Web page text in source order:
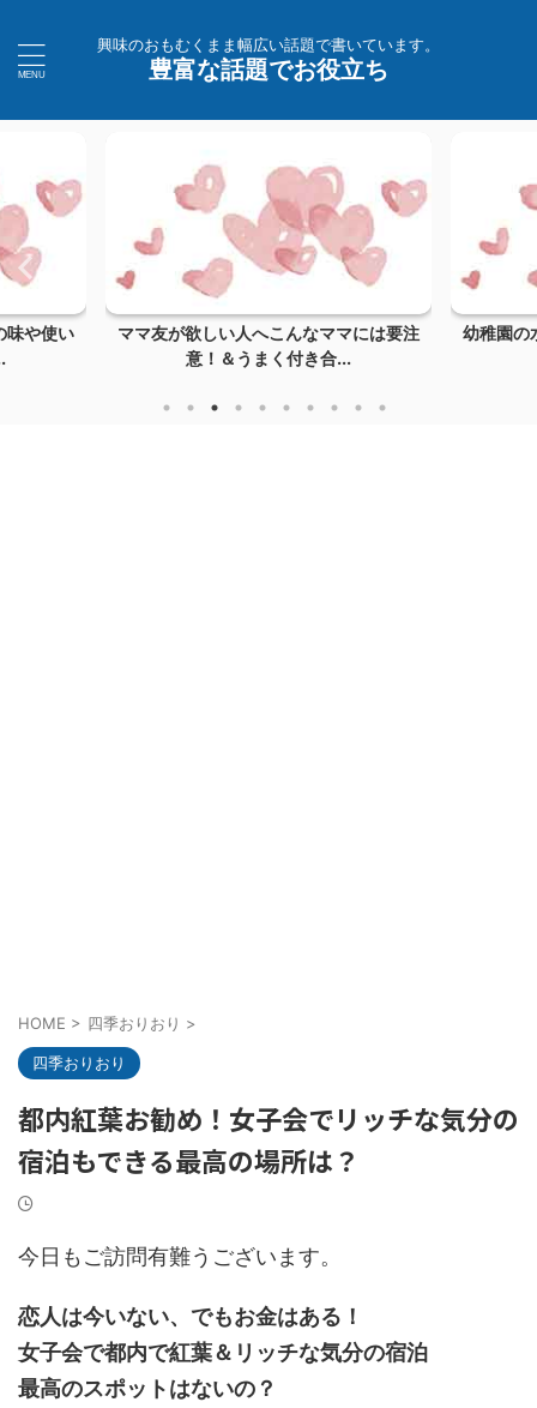
興味のおもむくまま幅広い話題で書いています。
豊富な話題でお役立ち
味や使い
ママ友が欲しい人へこんなママには要注
意！＆うまく付き合...
幼稚園の
HOME > 四季おりおり >
四季おりおり
都内紅葉お勧め！女子会でリッチな気分の
宿泊もできる最高の場所は？
今日もご訪問有難うございます。
恋人は今いない、でもお金はある！
女子会で都内で紅葉＆リッチな気分の宿泊
最高のスポットはないの？